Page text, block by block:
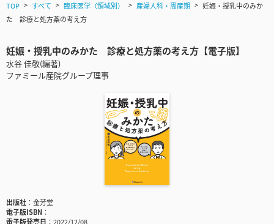
TOP すべて 臨床医学（領域別） 産婦人科・周産期
妊娠・授乳中のみか
た 診療と処方薬の考え方
妊娠・授乳中のみかた 診療と処方薬の考え方【電子版】
水谷 佳敬(編著)
ファミール産院グループ理事
出版社
金芳堂
電子版ISBN
電子版発売日
2022/12/08